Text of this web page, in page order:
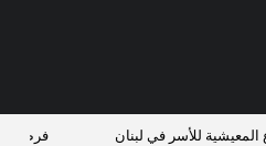
للأسر في لبنان فرص عمل في